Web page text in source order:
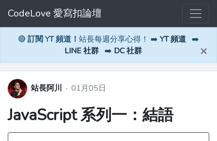
CodeLove 愛寫扣論壇
🔴 訂閱 YT 頻道！ 站長每週分享心得！ ➡️ YT 頻道 ➡️
LINE 社群 ➡️ DC 社群 ×
站長阿川 · 01月05日
JavaScript 系列一：結語